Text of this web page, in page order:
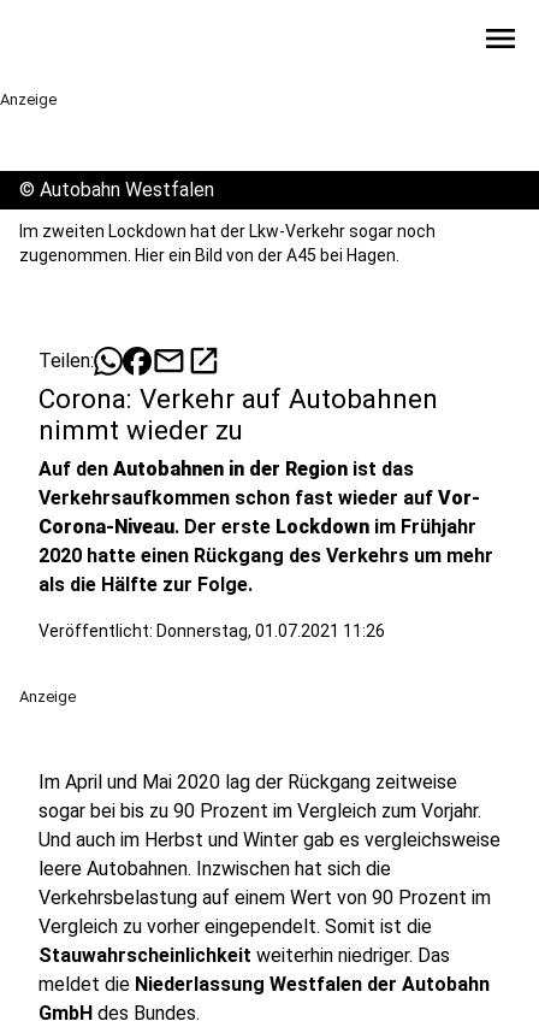
menu
Anzeige
© Autobahn Westfalen
Im zweiten Lockdown hat der Lkw-Verkehr sogar noch
zugenommen. Hier ein Bild von der A45 bei Hagen.
Teilen: mailopen_in_new
Corona: Verkehr auf Autobahnen
nimmt wieder zu
Auf den Autobahnen in der Region ist das
Verkehrsaufkommen schon fast wieder auf Vor-
Corona-Niveau. Der erste Lockdown im Frühjahr
2020 hatte einen Rückgang des Verkehrs um mehr
als die Hälfte zur Folge.
Veröffentlicht: Donnerstag, 01.07.2021 11:26
Anzeige
Im April und Mai 2020 lag der Rückgang zeitweise
sogar bei bis zu 90 Prozent im Vergleich zum Vorjahr.
Und auch im Herbst und Winter gab es vergleichsweise
leere Autobahnen. Inzwischen hat sich die
Verkehrsbelastung auf einem Wert von 90 Prozent im
Vergleich zu vorher eingependelt. Somit ist die
Stauwahrscheinlichkeit weiterhin niedriger. Das
meldet die Niederlassung Westfalen der Autobahn
GmbH des Bundes.